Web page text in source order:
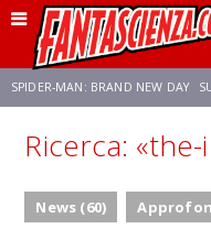
SPIDER-MAN: BRAND NEW DAY
FRANCO RICCIARDIELLO
Ricerca:
News (60)